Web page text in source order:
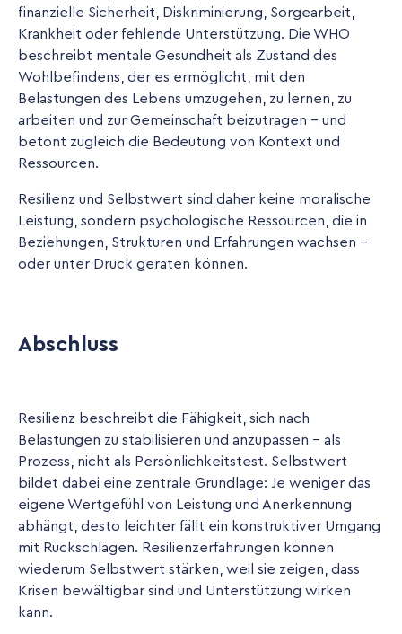
finanzielle Sicherheit, Diskriminierung, Sorgearbeit,
Krankheit oder fehlende Unterstützung. Die WHO
beschreibt mentale Gesundheit als Zustand des
Wohlbefindens, der es ermöglicht, mit den
Belastungen des Lebens umzugehen, zu lernen, zu
arbeiten und zur Gemeinschaft beizutragen – und
betont zugleich die Bedeutung von Kontext und
Ressourcen.
Resilienz und Selbstwert sind daher keine moralische
Leistung, sondern psychologische Ressourcen, die in
Beziehungen, Strukturen und Erfahrungen wachsen -
oder unter Druck geraten können.
Abschluss
Resilienz beschreibt die Fähigkeit, sich nach
Belastungen zu stabilisieren und anzupassen - als
Prozess, nicht als Persönlichkeitstest. Selbstwert
bildet dabei eine zentrale Grundlage: Je weniger das
eigene Wertgefühl von Leistung und Anerkennung
abhängt, desto leichter fällt ein konstruktiver Umgang
mit Rückschlägen. Resilienzerfahrungen können
wiederum Selbstwert stärken, weil sie zeigen, dass
Krisen bewältigbar sind und Unterstützung wirken
kann.